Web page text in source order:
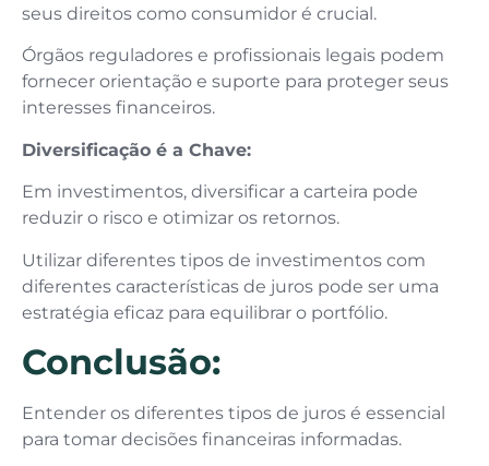
seus direitos como consumidor é crucial.
Órgãos reguladores e profissionais legais podem
fornecer orientação e suporte para proteger seus
interesses financeiros.
Diversificação é a Chave:
Em investimentos, diversificar a carteira pode
reduzir o risco e otimizar os retornos.
Utilizar diferentes tipos de investimentos com
diferentes características de juros pode ser uma
estratégia eficaz para equilibrar o portfólio.
Conclusão:
Entender os diferentes tipos de juros é essencial
para tomar decisões financeiras informadas.